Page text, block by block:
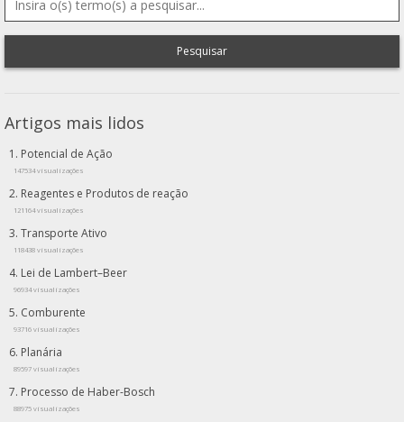
Pesquisar
Artigos mais lidos
Potencial de Ação
147534 visualizações
Reagentes e Produtos de reação
121164 visualizações
Transporte Ativo
118438 visualizações
Lei de Lambert–Beer
96934 visualizações
Comburente
93716 visualizações
Planária
89597 visualizações
Processo de Haber-Bosch
88975 visualizações